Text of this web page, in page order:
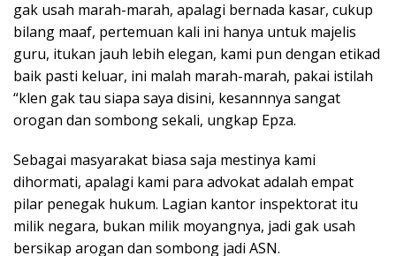
gak usah marah-marah, apalagi bernada kasar, cukup
bilang maaf, pertemuan kali ini hanya untuk majelis
guru, itukan jauh lebih elegan, kami pun dengan etikad
baik pasti keluar, ini malah marah-marah, pakai istilah
“klen gak tau siapa saya disini, kesannnya sangat
orogan dan sombong sekali, ungkap Epza.
Sebagai masyarakat biasa saja mestinya kami
dihormati, apalagi kami para advokat adalah empat
pilar penegak hukum. Lagian kantor inspektorat itu
milik negara, bukan milik moyangnya, jadi gak usah
bersikap arogan dan sombong jadi ASN.